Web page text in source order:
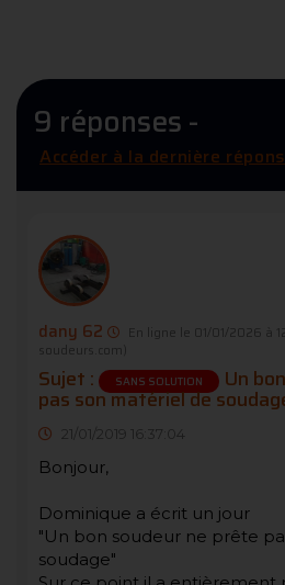
9 réponses -
Accéder à la dernière
dany 62 En ligne le 01/01/2026 à
soudeurs.com)
Sujet : SANS SOLUTION Un
pas son matériel de
21/01/2019 16:37:04
Bonjour,
Dominique a écrit un jour
"Un bon soudeur ne prête
soudage"